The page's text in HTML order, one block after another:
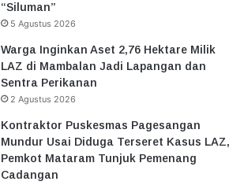
“Siluman”
5 Agustus 2026
Warga Inginkan Aset 2,76 Hektare Milik
LAZ di Mambalan Jadi Lapangan dan
Sentra Perikanan
2 Agustus 2026
Kontraktor Puskesmas Pagesangan
Mundur Usai Diduga Terseret Kasus LAZ,
Pemkot Mataram Tunjuk Pemenang
Cadangan